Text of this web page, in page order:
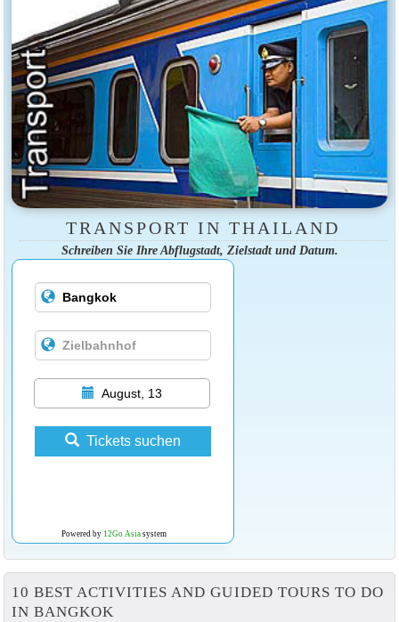
TRANSPORT IN THAILAND
Schreiben Sie Ihre Abflugstadt, Zielstadt und Datum.
August, 13
Tickets suchen
Powered by 12Go Asiasystem
10 BEST ACTIVITIES AND GUIDED TOURS TO DO
IN BANGKOK